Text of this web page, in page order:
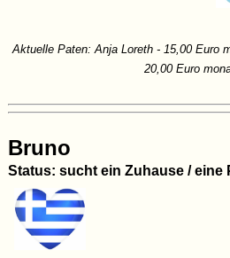
Aktuelle Paten: Anja Loreth - 15,00 Euro
20,00 Euro
Bruno
Status: sucht ein Zuhause / eine